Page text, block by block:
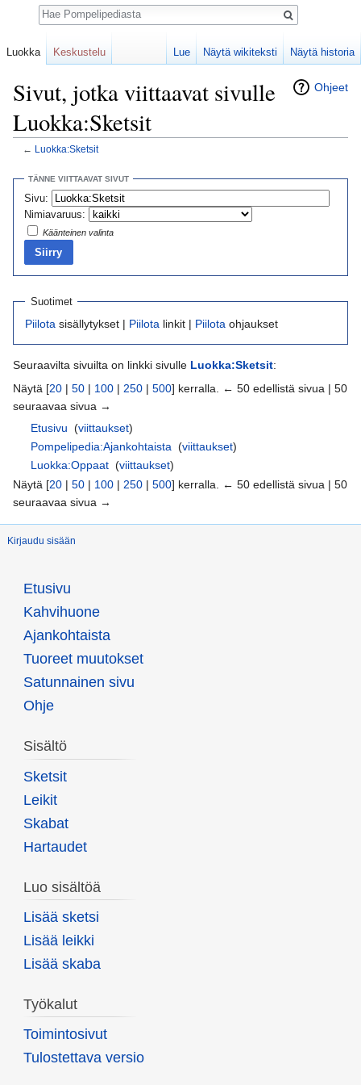
Ohjeet
Sivut, jotka viittaavat sivulle
Luokka:Sketsit
← Luokka:Sketsit
TÄNNE VIITTAAVAT SIVUT
Sivu:
Nimiavaruus:
Käänteinen valinta
Suotimet
Piilota sisällytykset | Piilota linkit | Piilota ohjaukset
Seuraavilta sivuilta on linkki sivulle Luokka:Sketsit:
Näytä [20 | 50 | 100 | 250 | 500] kerralla. ← 50 edellistä sivua | 50
seuraavaa sivua →
Etusivu ‎(viittaukset)
Pompelipedia:Ajankohtaista ‎(viittaukset)
Luokka:Oppaat ‎(viittaukset)
Näytä [20 | 50 | 100 | 250 | 500] kerralla. ← 50 edellistä sivua | 50
seuraavaa sivua →
Kirjaudu sisään
Luokka Keskustelu Lue Näytä wikiteksti Näytä historia
Etusivu
Kahvihuone
Ajankohtaista
Tuoreet muutokset
Satunnainen sivu
Ohje
Sisältö
Sketsit
Leikit
Skabat
Hartaudet
Luo sisältöä
Lisää sketsi
Lisää leikki
Lisää skaba
Työkalut
Toimintosivut
Tulostettava versio